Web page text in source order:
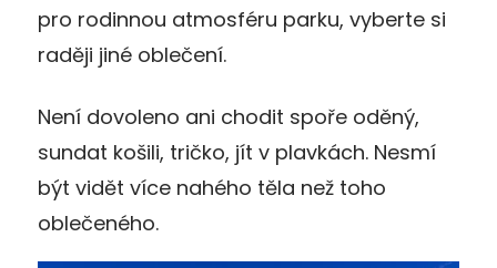
pro rodinnou atmosféru parku, vyberte si
raději jiné oblečení.
Není dovoleno ani chodit spoře oděný,
sundat košili, tričko, jít v plavkách. Nesmí
být vidět více nahého těla než toho
oblečeného.